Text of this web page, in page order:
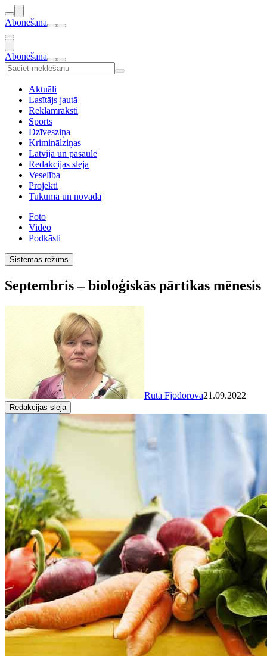
Abonēšana
Abonēšana
Aktuāli
Lasītājs jautā
Reklāmraksti
Sports
Dzīvesziņa
Kriminālziņas
Latvija un pasaulē
Redakcijas sleja
Veselība
Projekti
Tukumā un novadā
Foto
Video
Podkāsti
Sistēmas režīms
Septembris – bioloģiskās pārtikas mēnesis
Rūta Fjodorova21.09.2022
Redakcijas sleja